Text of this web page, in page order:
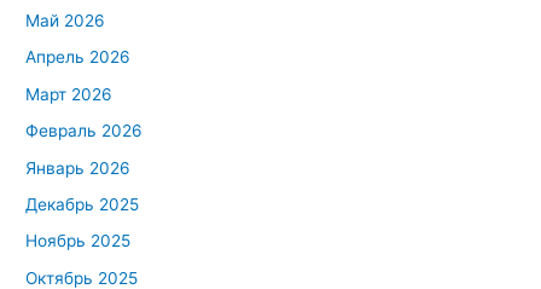
Май 2026
Апрель 2026
Март 2026
Февраль 2026
Январь 2026
Декабрь 2025
Ноябрь 2025
Октябрь 2025